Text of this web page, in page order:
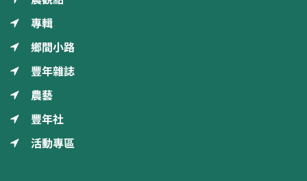
專輯
鄉間小路
豐年雜誌
農藝
豐年社
活動專區